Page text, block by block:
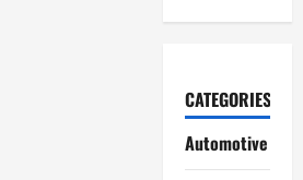
CATEGORIES
Automotive